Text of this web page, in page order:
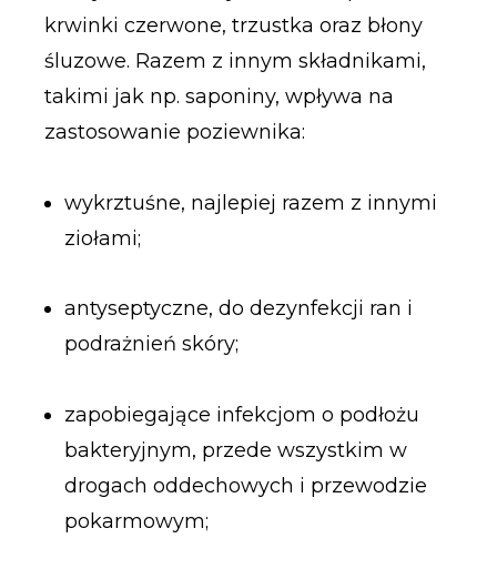
krwinki czerwone, trzustka oraz błony
śluzowe. Razem z innym składnikami,
takimi jak np. saponiny, wpływa na
zastosowanie poziewnika:
wykrztuśne, najlepiej razem z innymi
ziołami;
antyseptyczne, do dezynfekcji ran i
podrażnień skóry;
zapobiegające infekcjom o podłożu
bakteryjnym, przede wszystkim w
drogach oddechowych i przewodzie
pokarmowym;